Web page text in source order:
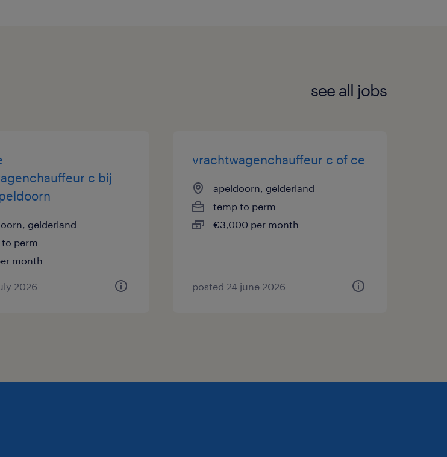
see all jobs
c bij
gelderland
perm
month
2026
vrachtwagenchauffeur c of ce
apeldoorn, gelderland
temp to perm
€3,000 per month
posted 24 june 2026